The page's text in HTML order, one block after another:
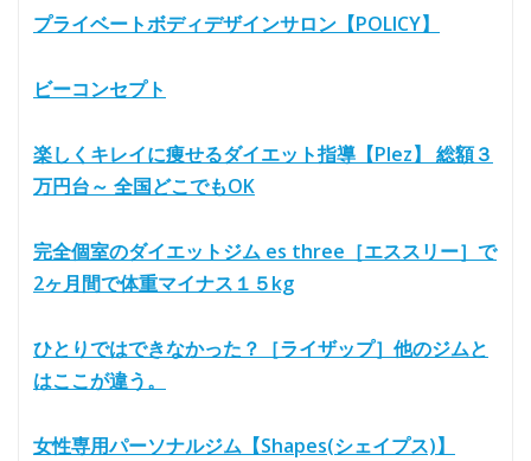
プライベートボディデザインサロン【POLICY】
ビーコンセプト
楽しくキレイに痩せるダイエット指導【Plez】 総額３
万円台～ 全国どこでもOK
完全個室のダイエットジム es three［エススリー］で
2ヶ月間で体重マイナス１５kg
ひとりではできなかった？［ライザップ］他のジムと
はここが違う。
女性専用パーソナルジム【Shapes(シェイプス)】